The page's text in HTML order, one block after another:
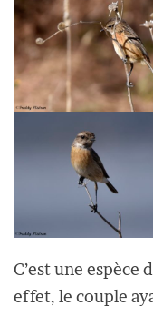
C’est une
effet, le couple